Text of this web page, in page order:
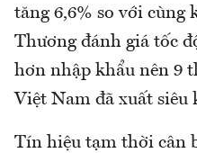
tăng 6,6% so với cùng
Thương đánh giá tốc
hơn nhập khẩu nên 9
Việt Nam đã xuất siêu
Tín hiệu tạm thời cân